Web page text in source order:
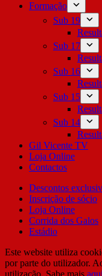
Formação
Sub 19
Sub 17
Sub 16
Sub 15
Sub 14
Gil Vicente TV
Loja Online
Contactos
Descontos
Inscrição de sócio
Loja Online
Corrida dos Galos
Estádio
Este website utiliza
por parte do utilizador.
utilização. Sabe mais aqui